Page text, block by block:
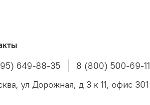
649-88-35
8 (800) 500-69-11
ул Дорожная, д 3 к 11, офис 301